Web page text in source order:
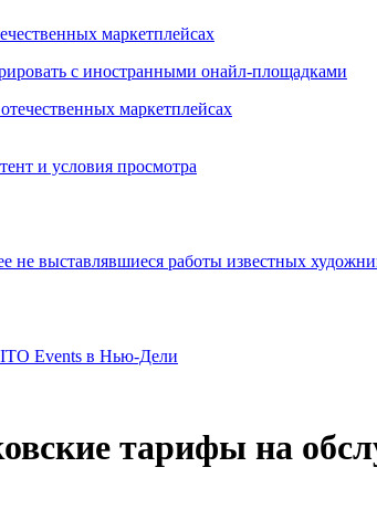
маркетплейсах
с иностранными онайл-площадками
и условия просмотра
выставлявшиеся работы известных
Events в Нью-Дели
тарифы на